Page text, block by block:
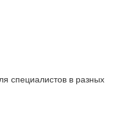
специалистов в разных